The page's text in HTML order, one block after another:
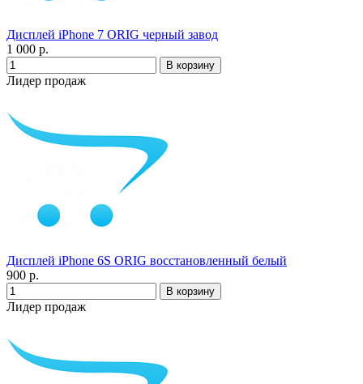
Дисплей iPhone 7 ORIG черный завод
1 000 р.
Лидер продаж
Дисплей iPhone 6S ORIG восстановленный белый
900 р.
Лидер продаж